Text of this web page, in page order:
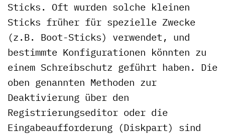
Sticks. Oft wurden solche kleinen
Sticks früher für spezielle Zwecke
(z.B. Boot-Sticks) verwendet, und
bestimmte Konfigurationen könnten zu
einem Schreibschutz geführt haben. Die
oben genannten Methoden zur
Deaktivierung über den
Registrierungseditor oder die
Eingabeaufforderung (Diskpart) sind